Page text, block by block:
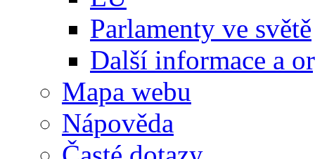
Parlamenty ve světě
Další informace a
Mapa webu
Nápověda